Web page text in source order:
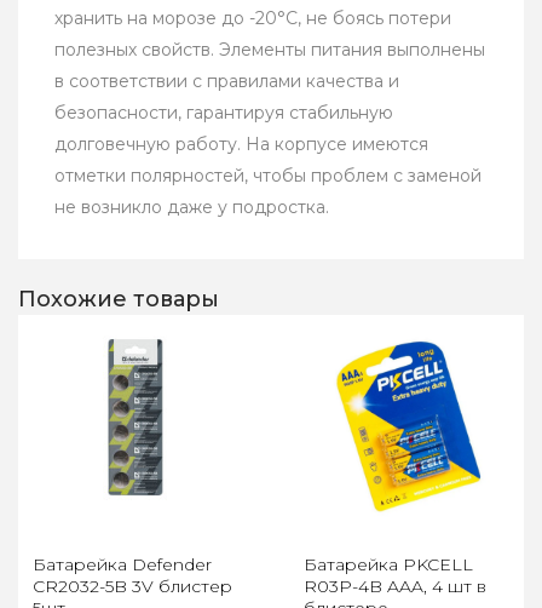
хранить на морозе до -20°С, не боясь потери
полезных свойств. Элементы питания выполнены
в соответствии с правилами качества и
безопасности, гарантируя стабильную
долговечную работу. На корпусе имеются
отметки полярностей, чтобы проблем с заменой
не возникло даже у подростка.
Похожие товары
Батарейка Defender
CR2032-5B 3V блистер
Батарейка PKCELL
R03P-4B AAA, 4 шт в